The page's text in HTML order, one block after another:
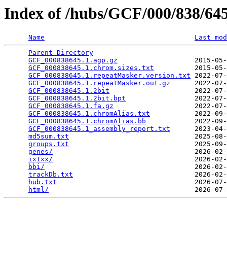
Index of /hubs/GCF/000/838/
Name
Last
Parent Directory
GCF_000838645.1.agp.gz
2015-
GCF_000838645.1.chrom.sizes.txt
2015-
GCF_000838645.1.repeatMasker.version.txt 2022-
GCF_000838645.1.repeatMasker.out.gz
2022-
GCF_000838645.1.2bit
2022-
GCF_000838645.1.2bit.bpt
2022-
GCF_000838645.1.fa.gz
2022-
GCF_000838645.1.chromAlias.txt
2022-
GCF_000838645.1.chromAlias.bb
2022-
GCF_000838645.1_assembly_report.txt
2023-
md5sum.txt
2025-
groups.txt
2025-
genes/
2026-
ixIxx/
2026-
bbi/
2026-
trackDb.txt
2026-
hub.txt
2026-
html/